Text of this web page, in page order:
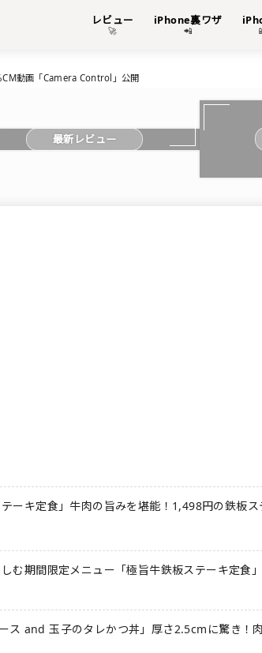
レビュー
🚀
iPhone裏ワザ
📲 📱
CM動画「Camera Control」公開
最新レビュー
テーキ定食」牛肉の旨みを堪能！1,498円の鉄板
しむ期間限定メニュー「極旨牛鉄板ステーキ定食
ース and 玉子のタレかつ丼」厚さ2.5cmに驚き！